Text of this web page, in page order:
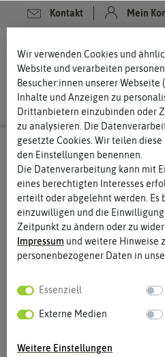
Kontakt Mein
Wir verwenden Cookies und
Website und verarbeiten
Besucher:innen unserer Webseite
Inhalte und Anzeigen zu
Drittanbietern einzubinden oder
zu analysieren. Die
gesetzte Cookies. Wir teilen
den Einstellungen benennen.
Die Datenverarbeitung kann mit
eines berechtigten Interesses
erteilt oder abgelehnt werden. Es
einzuwilligen und die
Zeitpunkt zu ändern oder zu
Impressum und weitere Hinweise
personenbezogener Daten in
Essenziell
Externe Medien
Weitere Einstellungen